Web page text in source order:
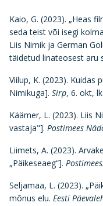
Kaio, G. (2023). „Heas
seda teist või isegi
Liis Nimik ja German
täidetud linateosest aru
Viilup, K. (2023). Kuidas
Nimikuga]. Sirp, 6. okt,
Käämer, L. (2023). Liis
vastaja"]. Postimees
Liimets, A. (2023).
„Päikeseaeg“].
Seljamaa, L. (2023).
mõnus elu. Eesti